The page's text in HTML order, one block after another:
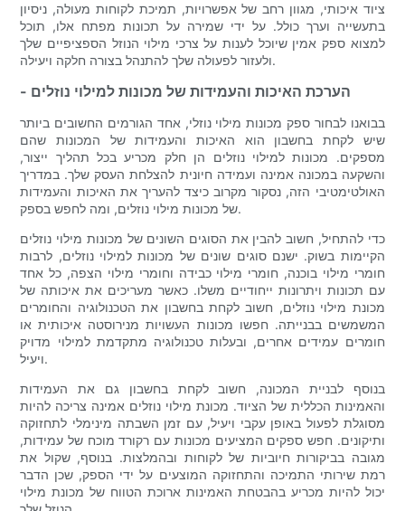
ציוד איכותי, מגוון רחב של אפשרויות, תמיכת לקוחות מעולה, ניסיון
בתעשייה וערך כולל. על ידי שמירה על תכונות מפתח אלו, תוכל
למצוא ספק אמין שיוכל לענות על צרכי מילוי הנוזל הספציפיים שלך
ולעזור לפעולה שלך להתנהל בצורה חלקה ויעילה.
- הערכת האיכות והעמידות של מכונות למילוי נוזלים
בבואנו לבחור ספק מכונות מילוי נוזלי, אחד הגורמים החשובים ביותר
שיש לקחת בחשבון הוא האיכות והעמידות של המכונות שהם
מספקים. מכונות למילוי נוזלים הן חלק מכריע בכל תהליך ייצור,
והשקעה במכונה אמינה ועמידה חיונית להצלחת העסק שלך. במדריך
האולטימטיבי הזה, נסקור מקרוב כיצד להעריך את האיכות והעמידות
של מכונות מילוי נוזלים, ומה לחפש בספק.
כדי להתחיל, חשוב להבין את הסוגים השונים של מכונות מילוי נוזלים
הקיימות בשוק. ישנם סוגים שונים של מכונות למילוי נוזלים, לרבות
חומרי מילוי בוכנה, חומרי מילוי כבידה וחומרי מילוי הצפה, כל אחד
עם תכונות ויתרונות ייחודיים משלו. כאשר מעריכים את איכותה של
מכונת מילוי נוזלים, חשוב לקחת בחשבון את הטכנולוגיה והחומרים
המשמשים בבנייתה. חפשו מכונות העשויות מנירוסטה איכותית או
חומרים עמידים אחרים, ובעלות טכנולוגיה מתקדמת למילוי מדויק
ויעיל.
בנוסף לבניית המכונה, חשוב לקחת בחשבון גם את העמידות
והאמינות הכללית של הציוד. מכונת מילוי נוזלים אמינה צריכה להיות
מסוגלת לפעול באופן עקבי ויעיל, עם זמן השבתה מינימלי לתחזוקה
ותיקונים. חפש ספקים המציעים מכונות עם רקורד מוכח של עמידות,
מגובה בביקורות חיוביות של לקוחות ובהמלצות. בנוסף, שקול את
רמת שירותי התמיכה והתחזוקה המוצעים על ידי הספק, שכן הדבר
יכול להיות מכריע בהבטחת האמינות ארוכת הטווח של מכונת מילוי